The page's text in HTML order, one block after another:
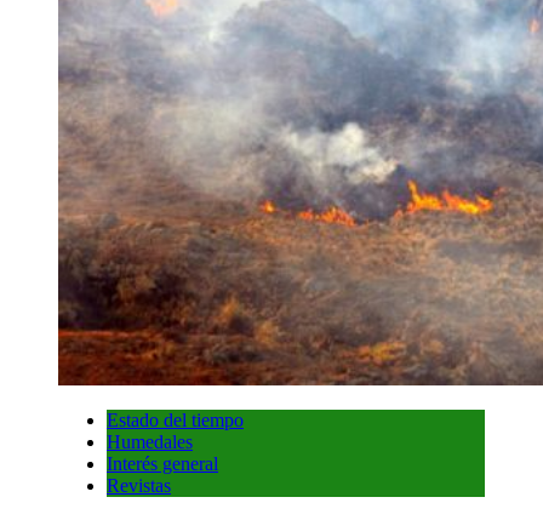
Estado del tiempo
Humedales
Interés general
Revistas